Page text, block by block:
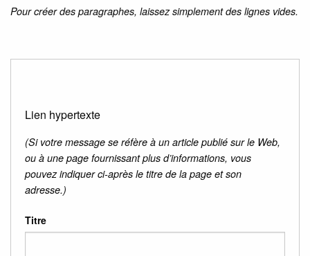
Pour créer des paragraphes, laissez simplement des lignes vides.
Lien hypertexte
(Si votre message se réfère à un article publié sur le Web,
ou à une page fournissant plus d’informations, vous
pouvez indiquer ci-après le titre de la page et son
adresse.)
Titre